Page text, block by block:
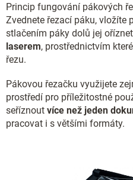
Princip fungování pákových
Zvednete řezací páku, vložíte
stlačením páky dolů jej
laserem, prostřednictvím
řezu.
Pákovou řezačku využijete
prostředí pro příležitostné
seříznout více než jeden
pracovat i s většími formáty.